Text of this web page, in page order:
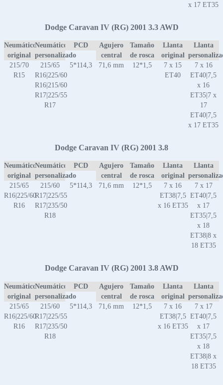
x 17 ET35
Dodge Caravan IV (RG) 2001 3.3 AWD
Neumático
original
Neumático
personalizado
PCD
Agujero
central
Tamaño
de rosca
Llanta
original
Llanta
215/70
R15
215/65
R16|225/60
R16|215/60
R17|225/55
R17
5*114,3 71,6 mm 12*1,5
7 x 15
ET40
7 x 16
ET40|7,5
x 16
ET35|7 x
17
ET40|7,5
x 17 ET35
Dodge Caravan IV (RG) 2001 3.8
Neumático
original
Neumático
personalizado
PCD
Agujero
central
Tamaño
de rosca
Llanta
original
Llanta
215/65
R16|225/60
R16
215/60
R17|225/55
R17|235/50
R18
5*114,3 71,6 mm 12*1,5
7 x 16
ET38|7,5
x 16 ET35
7 x 17
ET40|7,5
x 17
ET35|7,5
x 18
ET38|8 x
18 ET35
Dodge Caravan IV (RG) 2001 3.8 AWD
Neumático
original
Neumático
personalizado
PCD
Agujero
central
Tamaño
de rosca
Llanta
original
Llanta
215/65
R16|225/60
R16
215/60
R17|225/55
R17|235/50
R18
5*114,3 71,6 mm 12*1,5
7 x 16
ET38|7,5
x 16 ET35
7 x 17
ET40|7,5
x 17
ET35|7,5
x 18
ET38|8 x
18 ET35